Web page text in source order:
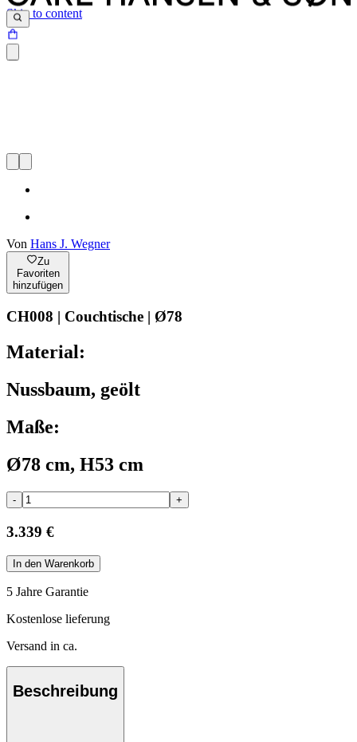
Skip to content
Von Hans J. Wegner
Zu
Favoriten
hinzufügen
CH008 | Couchtische | Ø78
Material:
Nussbaum, geölt
Maße:
Ø78 cm, H53 cm
- +
3.339 €
In den Warenkorb
5 Jahre Garantie
Kostenlose lieferung
Versand in ca.
Beschreibung